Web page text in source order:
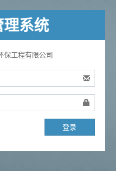
系统
保工程有限公司
登录